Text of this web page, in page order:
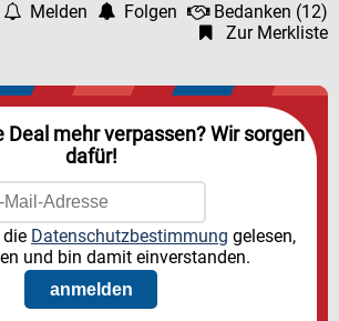
Melden Folgen Bedanken (12)
Zur Merkliste
Deal mehr verpassen? Wir sorgen
dafür!
Datenschutzbestimmung gelesen,
und bin damit einverstanden.